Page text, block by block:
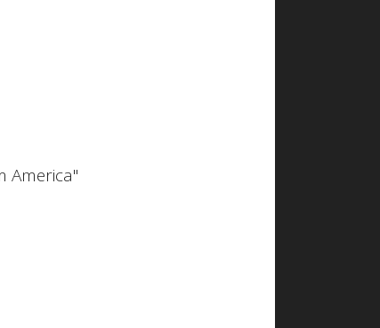
America"